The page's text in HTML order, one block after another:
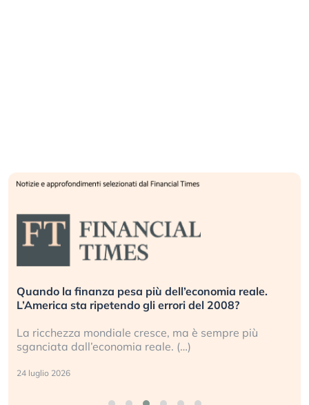
Quando la finanza pesa più dell’economia reale.
L’America sta ripetendo gli errori del 2008?
La ricchezza mondiale cresce, ma è sempre più
sganciata dall’economia reale. (…)
24 luglio 2026